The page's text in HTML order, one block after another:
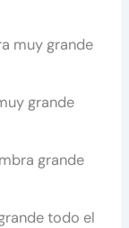
muy grande
grande
grande
todo el